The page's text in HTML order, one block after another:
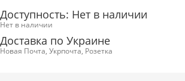
Доступность: Нет в наличии
Нет в наличии
Доставка по Украине
Новая Почта, Укрпочта, Розетка